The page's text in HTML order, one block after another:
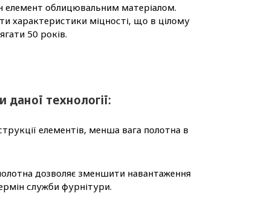
елемент облицювальним матеріалом.
характеристики міцності, що в цілому
50 років.
даної технології:
елементів, менша вага полотна в
дозволяє зменшити навантаження
служби фурнітури.